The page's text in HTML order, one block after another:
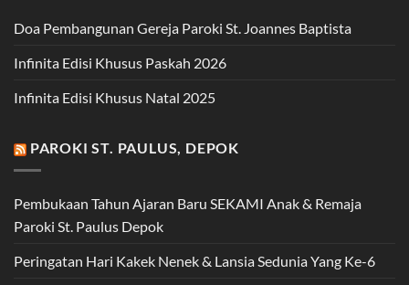
Doa Pembangunan Gereja Paroki St. Joannes Baptista
Infinita Edisi Khusus Paskah 2026
Infinita Edisi Khusus Natal 2025
PAROKI ST. PAULUS, DEPOK
Pembukaan Tahun Ajaran Baru SEKAMI Anak & Remaja
Paroki St. Paulus Depok
Peringatan Hari Kakek Nenek & Lansia Sedunia Yang Ke-6